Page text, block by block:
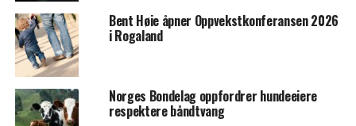
Bent Høie åpner Oppvekstkonferansen 2026
i Rogaland
Norges Bondelag oppfordrer hundeeiere
respektere båndtvang